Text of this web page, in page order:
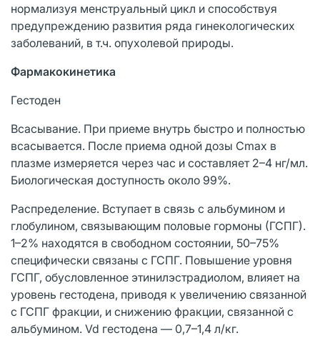
нормализуя менструальный цикл и способствуя
предупреждению развития ряда гинекологических
заболеваний, в т.ч. опухолевой природы.
Фармакокинетика
Гестоден
Всасывание. При приеме внутрь быстро и полностью
всасывается. После приема одной дозы Cmax в
плазме измеряется через час и составляет 2–4 нг/мл.
Биологическая доступность около 99%.
Распределение. Вступает в связь с альбумином и
глобулином, связывающим половые гормоны (ГСПГ).
1–2% находятся в свободном состоянии, 50–75%
специфически связаны с ГСПГ. Повышение уровня
ГСПГ, обусловленное этинилэстрадиолом, влияет на
уровень гестодена, приводя к увеличению связанной
с ГСПГ фракции, и снижению фракции, связанной с
альбумином. Vd гестодена — 0,7–1,4 л/кг.